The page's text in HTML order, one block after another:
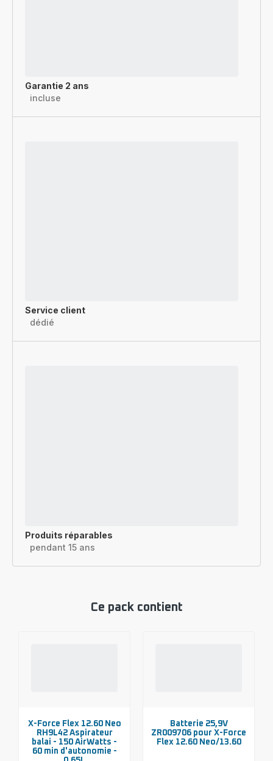
Garantie 2 ans
incluse
Service client
dédié
Produits réparables
pendant 15 ans
Ce pack contient
X-Force Flex 12.60 Neo
RH9L42 Aspirateur
balai - 150 AirWatts -
60 min d'autonomie -
Batterie 25,9V
ZR009706 pour X-Force
Flex 12.60 Neo/13.60